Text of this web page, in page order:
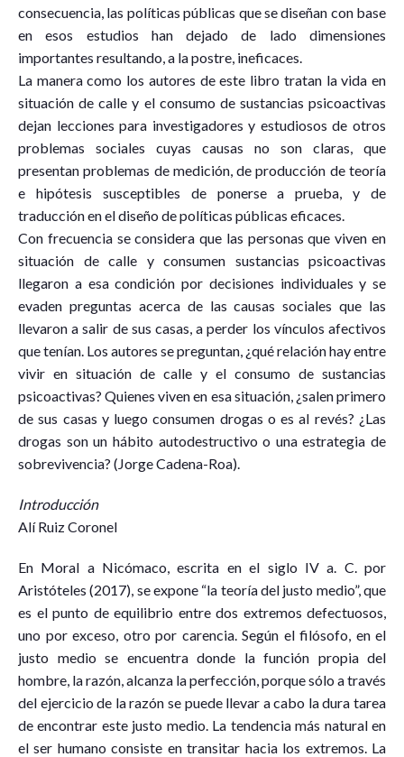
consecuencia, las políticas públicas que se diseñan con base
en esos estudios han dejado de lado dimensiones
importantes resultando, a la postre, ineficaces.
La manera como los autores de este libro tratan la vida en
situación de calle y el consumo de sustancias psicoactivas
dejan lecciones para investigadores y estudiosos de otros
problemas sociales cuyas causas no son claras, que
presentan problemas de medición, de producción de teoría
e hipótesis susceptibles de ponerse a prueba, y de
traducción en el diseño de políticas públicas eficaces.
Con frecuencia se considera que las personas que viven en
situación de calle y consumen sustancias psicoactivas
llegaron a esa condición por decisiones individuales y se
evaden preguntas acerca de las causas sociales que las
llevaron a salir de sus casas, a perder los vínculos afectivos
que tenían. Los autores se preguntan, ¿qué relación hay entre
vivir en situación de calle y el consumo de sustancias
psicoactivas? Quienes viven en esa situación, ¿salen primero
de sus casas y luego consumen drogas o es al revés? ¿Las
drogas son un hábito autodestructivo o una estrategia de
sobrevivencia? (Jorge Cadena-Roa).
Introducción
Alí Ruiz Coronel
En Moral a Nicómaco, escrita en el siglo IV a. C. por
Aristóteles (2017), se expone “la teoría del justo medio”, que
es el punto de equilibrio entre dos extremos defectuosos,
uno por exceso, otro por carencia. Según el filósofo, en el
justo medio se encuentra donde la función propia del
hombre, la razón, alcanza la perfección, porque sólo a través
del ejercicio de la razón se puede llevar a cabo la dura tarea
de encontrar este justo medio. La tendencia más natural en
el ser humano consiste en transitar hacia los extremos. La